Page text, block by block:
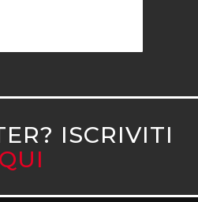
ISCRIVITI
QUI